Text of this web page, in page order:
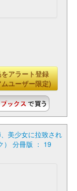
アラート登録
ユーザー限定)
美少女に拉致され
） 分冊版 ： 19